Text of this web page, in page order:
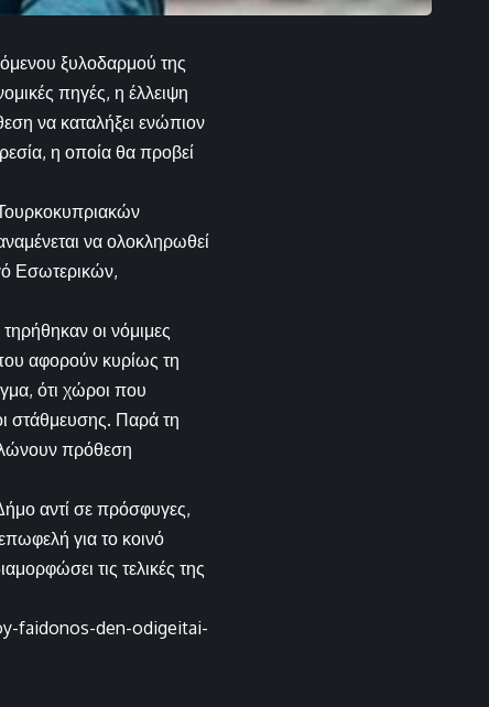
ξυλοδαρμού της
πηγές, η έλλειψη
να καταλήξει ενώπιον
η οποία θα προβεί
να ολοκληρωθεί
Εσωτερικών,
οι νόμιμες
αφορούν κυρίως τη
ότι χώροι που
στάθμευσης. Παρά τη
πρόθεση
αντί σε πρόσφυγες,
για το κοινό
τις τελικές της
faidonos-den-odigeitai-